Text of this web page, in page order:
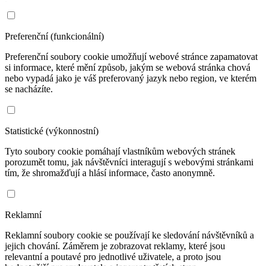
Preferenční (funkcionální)
Preferenční soubory cookie umožňují webové stránce zapamatovat
si informace, které mění způsob, jakým se webová stránka chová
nebo vypadá jako je váš preferovaný jazyk nebo region, ve kterém
se nacházíte.
Statistické (výkonnostní)
Tyto soubory cookie pomáhají vlastníkům webových stránek
porozumět tomu, jak návštěvníci interagují s webovými stránkami
tím, že shromažďují a hlásí informace, často anonymně.
Reklamní
Reklamní soubory cookie se používají ke sledování návštěvníků a
jejich chování. Záměrem je zobrazovat reklamy, které jsou
relevantní a poutavé pro jednotlivé uživatele, a proto jsou